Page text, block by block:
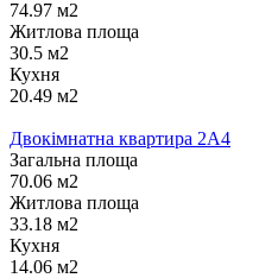
74.97 м2
Житлова площа
30.5 м2
Кухня
20.49 м2
Двокімнатна квартира 2А4
Загальна площа
70.06 м2
Житлова площа
33.18 м2
Кухня
14.06 м2